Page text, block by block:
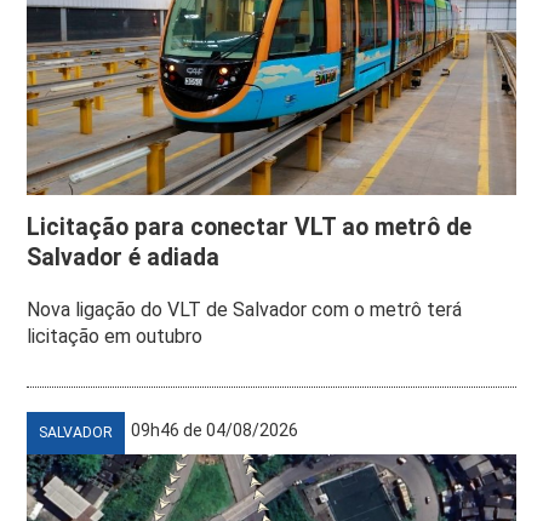
Licitação para conectar VLT ao metrô de
Salvador é adiada
Nova ligação do VLT de Salvador com o metrô terá
licitação em outubro
SALVADOR 09h46 de 04/08/2026